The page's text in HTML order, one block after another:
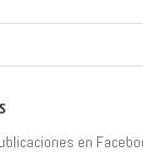
en